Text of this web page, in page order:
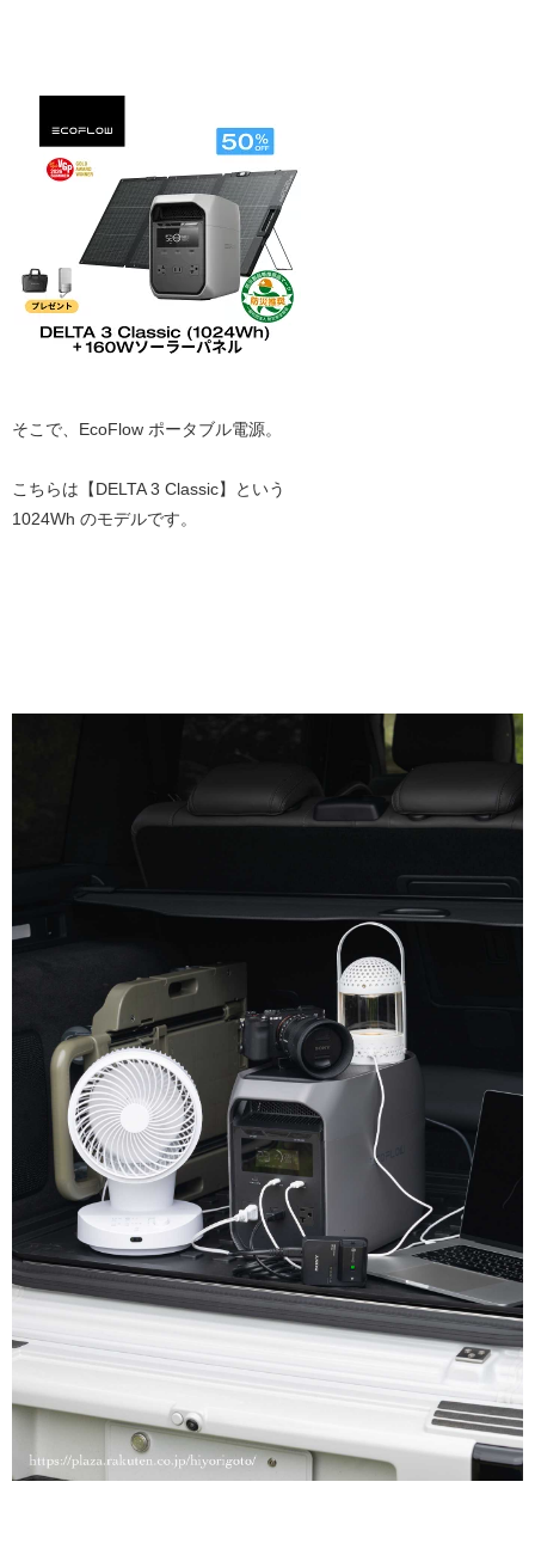
そこで、EcoFlow ポータブル電源。
こちらは【DELTA 3 Classic】という
1024Wh のモデルです。